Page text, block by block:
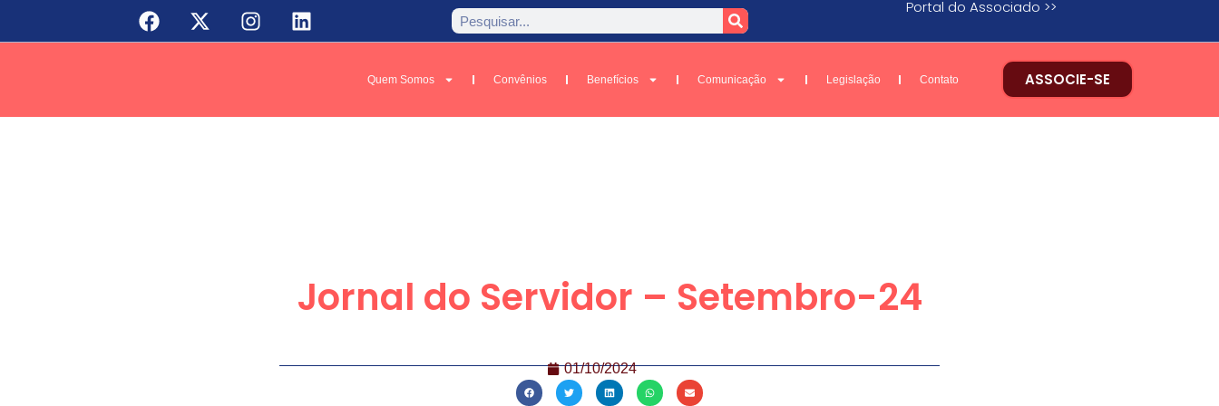
Portal do Associado >>
Quem Somos Convênios Benefícios Comunicação Legislação Contato ASSOCIE-SE
Jornal do Servidor – Setembro-24
01/10/2024